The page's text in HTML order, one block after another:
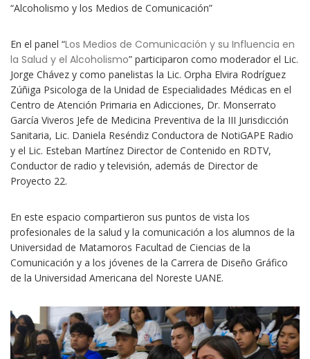
“Alcoholismo y los Medios de Comunicación”
En el panel “Los Medios de Comunicación y su Influencia en
la Salud y el Alcoholismo” participaron como moderador el Lic.
Jorge Chávez y como panelistas la Lic. Orpha Elvira Rodríguez
Zúñiga Psicologa de la Unidad de Especialidades Médicas en el
Centro de Atención Primaria en Adicciones, Dr. Monserrato
García Viveros Jefe de Medicina Preventiva de la III Jurisdicción
Sanitaria, Lic. Daniela Reséndiz Conductora de NotiGAPE Radio
y el Lic. Esteban Martínez Director de Contenido en RDTV,
Conductor de radio y televisión, además de Director de
Proyecto 22.
En este espacio compartieron sus puntos de vista los
profesionales de la salud y la comunicación a los alumnos de la
Universidad de Matamoros Facultad de Ciencias de la
Comunicación y a los jóvenes de la Carrera de Diseño Gráfico
de la Universidad Americana del Noreste UANE.